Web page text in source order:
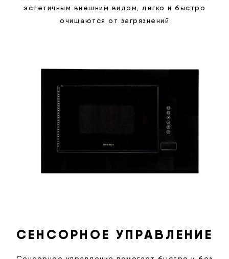
эстетичным внешним видом, легко и быстро
очищаются от загрязнений
СЕНСОРНОЕ УПРАВЛЕНИЕ